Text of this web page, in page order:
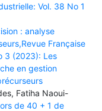
Vol. 38 No 1
: analyse
Française
3 (2023): Les
en gestion
Fatiha Naoui-
de 40 + 1 de